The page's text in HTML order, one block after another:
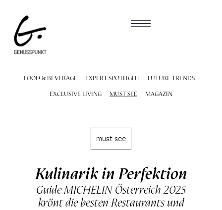
FOOD & BEVERAGE EXPERT SPOTLIGHT
FUTURE TRENDS
EXCLUSIVE LIVING
MUST SEE MAGAZIN
must see
Kulinarik in Perfektion
Guide MICHELIN Österreich 2025
krönt die besten Restaurants und